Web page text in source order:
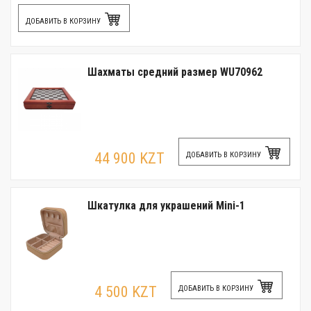
ДОБАВИТЬ В КОРЗИНУ
Шахматы средний размер WU70962
44 900 KZT ДОБАВИТЬ В КОРЗИНУ
Шкатулка для украшений Mini-1
4 500 KZT ДОБАВИТЬ В КОРЗИНУ